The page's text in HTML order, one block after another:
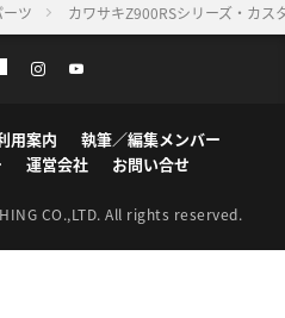
ツ カワサキZ900RSシリーズ・カ
用案内
執筆／編集メンバー
運営会社 お問い合せ
CO.,LTD. All rights reserved.